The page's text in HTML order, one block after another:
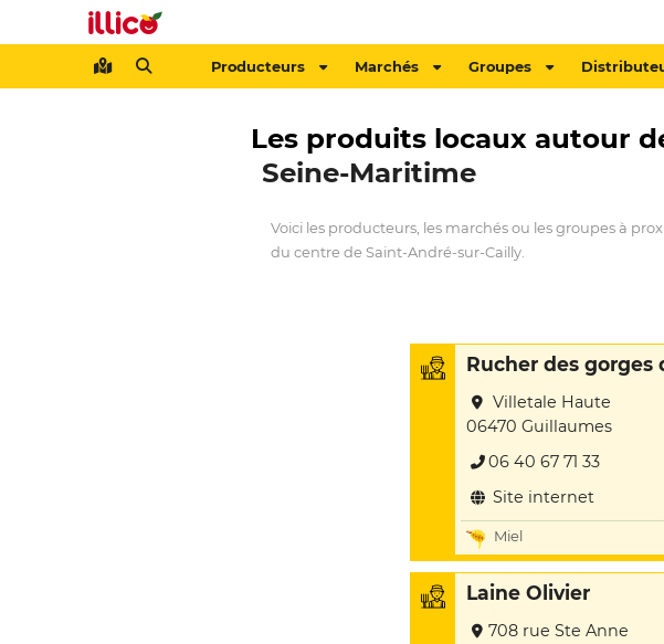
Producteurs Marchés Groupes
Les produits locaux autour
Seine-Maritime
Voici les producteurs, les marchés ou les groupes à
du centre de Saint-André-sur-Cailly.
Rucher des gorges
Villetale Haute
06470 Guillaumes
06 40 67 71 33
Site internet
Miel
Laine Olivier
708 rue Ste Anne